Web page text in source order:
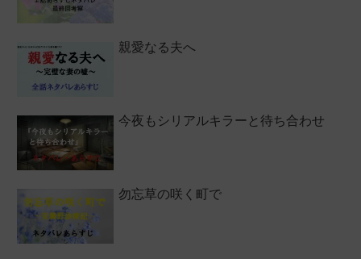
親愛なる夫へ
今夜もシリアルキラーと待ち合わせ
勿忘草の咲く町で